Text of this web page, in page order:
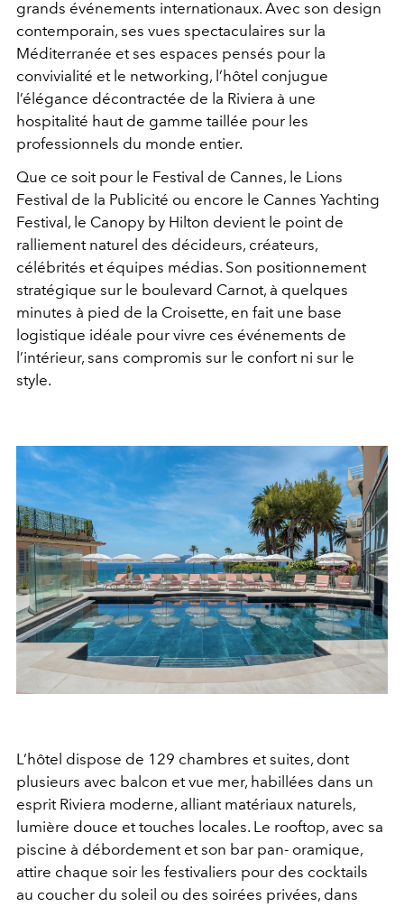
grands événements internationaux. Avec son design
contemporain, ses vues spectaculaires sur la
Méditerranée et ses espaces pensés pour la
convivialité et le networking, l’hôtel conjugue
l’élégance décontractée de la Riviera à une
hospitalité haut de gamme taillée pour les
professionnels du monde entier.
Que ce soit pour le Festival de Cannes, le Lions
Festival de la Publicité ou encore le Cannes Yachting
Festival, le Canopy by Hilton devient le point de
ralliement naturel des décideurs, créateurs,
célébrités et équipes médias. Son positionnement
stratégique sur le boulevard Carnot, à quelques
minutes à pied de la Croisette, en fait une base
logistique idéale pour vivre ces événements de
l’intérieur, sans compromis sur le confort ni sur le
style.
L’hôtel dispose de 129 chambres et suites, dont
plusieurs avec balcon et vue mer, habillées dans un
esprit Riviera moderne, alliant matériaux naturels,
lumière douce et touches locales. Le rooftop, avec sa
piscine à débordement et son bar pan- oramique,
attire chaque soir les festivaliers pour des cocktails
au coucher du soleil ou des soirées privées, dans